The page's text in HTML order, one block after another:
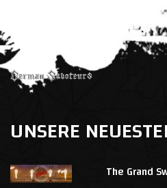
UNSERE
The Grand